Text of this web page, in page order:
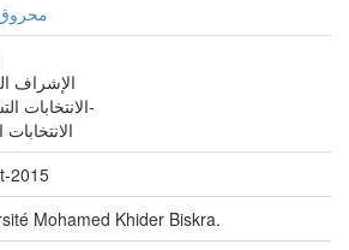
الإشراف
الانتخابات التشريعية-
2015
Mohamed Khider Biskra.